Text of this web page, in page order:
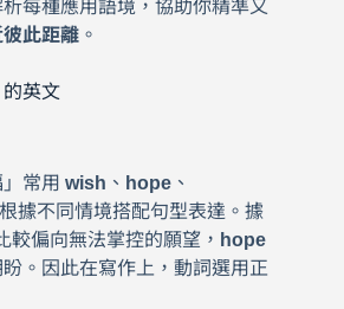
析每種應用語境，協助你精準又
此距離 。
英文
常用 wish 、 hope 、
據不同情境搭配句型表達。據
較偏向無法掌控的願望， hope
。因此在寫作上，動詞選用正